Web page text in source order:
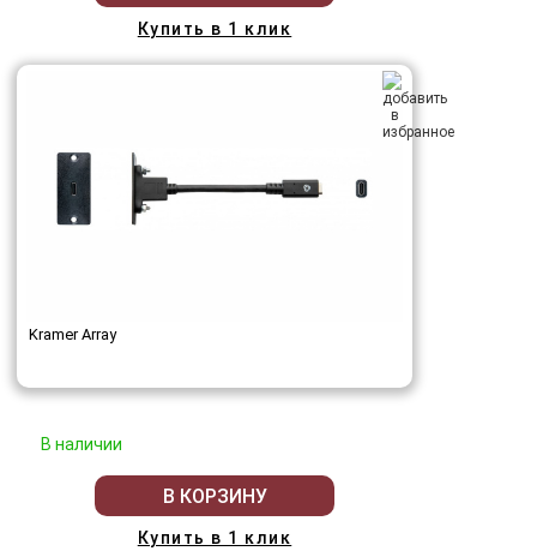
Купить в 1 клик
Kramer Array
В наличии
В КОРЗИНУ
Купить в 1 клик